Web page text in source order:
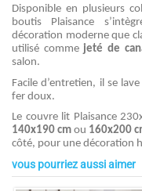
Disponible en plusieurs
boutis Plaisance
décoration moderne que
utilisé comme jeté de
salon.
Facile d’entretien, il se
fer doux.
Le couvre lit Plaisance
140x190 cm ou 160x200
côté, pour une décoration
Composition
vous pourriez aussi aimer